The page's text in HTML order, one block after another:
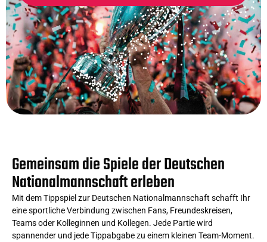
Gemeinsam die Spiele der Deutschen
Nationalmannschaft erleben
Mit dem Tippspiel zur Deutschen Nationalmannschaft schafft Ihr
eine sportliche Verbindung zwischen Fans, Freundeskreisen,
Teams oder Kolleginnen und Kollegen. Jede Partie wird
spannender und jede Tippabgabe zu einem kleinen Team-Moment.